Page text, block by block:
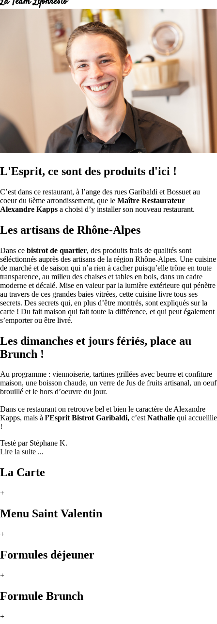
L'Esprit, ce sont des produits d'ici !
C’est dans ce restaurant, à l’ange des rues Garibaldi et Bossuet au
coeur du 6ème arrondissement, que le Maître Restaurateur
Alexandre Kapps a choisi d’y installer son nouveau restaurant.
Les artisans de Rhône-Alpes
Dans ce bistrot de quartier, des produits frais de qualités sont
séléctionnés auprès des artisans de la région Rhône-Alpes. Une cuisine
de marché et de saison qui n’a rien à cacher puisqu’elle trône en toute
transparence, au milieu des chaises et tables en bois, dans un cadre
moderne et décalé. Mise en valeur par la lumière extérieure qui pénètre
au travers de ces grandes baies vitrées, cette cuisine livre tous ses
secrets. Des secrets qui, en plus d’être montrés, sont expliqués sur la
carte ! Du fait maison qui fait toute la différence, et qui peut également
s’emporter ou être livré.
Les dimanches et jours fériés, place au
Brunch !
Au programme : viennoiserie, tartines grillées avec beurre et confiture
maison, une boisson chaude, un verre de Jus de fruits artisanal, un oeuf
brouillé et le hors d’oeuvre du jour.
Dans ce restaurant on retrouve bel et bien le caractère de Alexandre
Kapps, mais à l’Esprit Bistrot Garibaldi, c’estNathalie qui accueillie
!
Testé par Stéphane K.
Lire la suite ...
La Carte
+
Menu Saint Valentin
+
Formules déjeuner
+
Formule Brunch
+